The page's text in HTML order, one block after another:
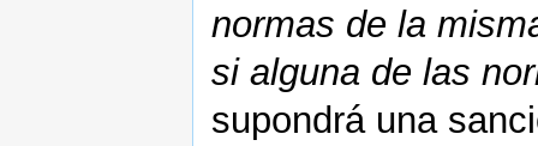
normas de la
si alguna de las
supondrá una